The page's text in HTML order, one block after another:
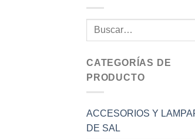
Buscar
CATEGORÍAS DE
PRODUCTO
ACCESORIOS Y
DE SAL